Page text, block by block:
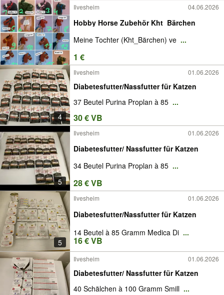
Ilvesheim 04.06.2026
Hobby Horse Zubehör Kht_Bärchen
Meine Tochter (Kht_Bärchen) ve ...
1 €
4
Ilvesheim 01.06.2026
Diabetesfutter/Nassfutter für Katzen
37 Beutel Purina Proplan à 85 ...
30 € VB
5
Ilvesheim 01.06.2026
Diabetesfutter/ Nassfutter für Katzen
34 Beutel Purina Proplan à 85 ...
28 € VB
5
Ilvesheim 01.06.2026
Diabetesfutter/Nassfutter für Katzen
14 Beutel à 85 Gramm Medica Di ...
16 € VB
Ilvesheim 01.06.2026
Diabetesfutter/ Nassfutter für Katzen
40 Schälchen à 100 Gramm Smill ...